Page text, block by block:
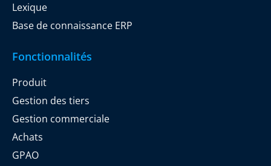
Lexique
Base de connaissance ERP
Fonctionnalités
Produit
Gestion des tiers
Gestion commerciale
Achats
GPAO